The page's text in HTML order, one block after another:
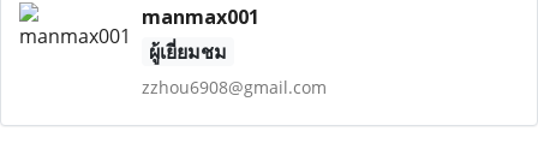
manmax001
ผู้เยี่ยมชม
zzhou6908@gmail.com